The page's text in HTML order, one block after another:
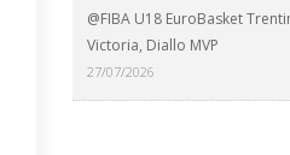
@FIBA U18 EuroBasket
Victoria, Diallo MVP
27/07/2026